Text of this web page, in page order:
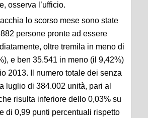
osserva l’ufficio.
lo scorso mese sono state
persone pronte ad essere
oltre tremila in meno di
e ben 35.541 in meno (il 9,42%)
2013. Il numero totale dei senza
luglio di 384.002 unità, pari al
risulta inferiore dello 0,03% su
di 0,99 punti percentuali rispetto